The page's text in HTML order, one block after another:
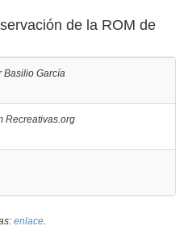
de la ROM de
Basilio García
Recreativas.org
enlace.